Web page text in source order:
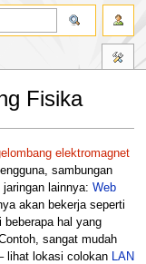
Fisika
elektromagnet
sambungan
lainnya: Web
akan bekerja seperti
hal yang
sangat mudah
lihat lokasi colokan
LAN